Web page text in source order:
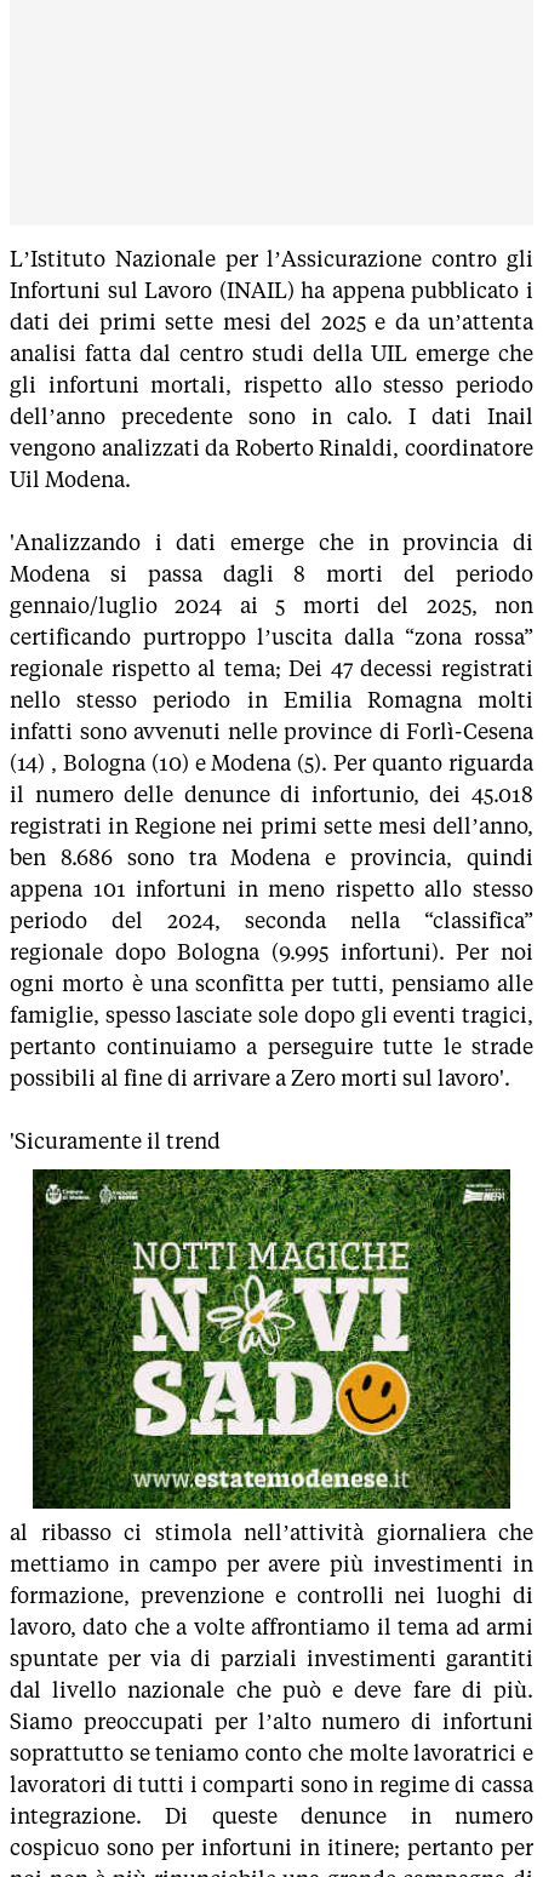
L’Istituto Nazionale per l’Assicurazione contro gli
Infortuni sul Lavoro (INAIL) ha appena pubblicato i
dati dei primi sette mesi del 2025 e da un’attenta
analisi fatta dal centro studi della UIL emerge che
gli infortuni mortali, rispetto allo stesso periodo
dell’anno precedente sono in calo. I dati Inail
vengono analizzati da Roberto Rinaldi, coordinatore
Uil Modena.
'Analizzando i dati emerge che in provincia di
Modena si passa dagli 8 morti del periodo
gennaio/luglio 2024 ai 5 morti del 2025, non
certificando purtroppo l’uscita dalla “zona rossa”
regionale rispetto al tema; Dei 47 decessi registrati
nello stesso periodo in Emilia Romagna molti
infatti sono avvenuti nelle province di Forlì-Cesena
(14) , Bologna (10) e Modena (5). Per quanto riguarda
il numero delle denunce di infortunio, dei 45.018
registrati in Regione nei primi sette mesi dell’anno,
ben 8.686 sono tra Modena e provincia, quindi
appena 101 infortuni in meno rispetto allo stesso
periodo del 2024, seconda nella “classifica”
regionale dopo Bologna (9.995 infortuni). Per noi
ogni morto è una sconfitta per tutti, pensiamo alle
famiglie, spesso lasciate sole dopo gli eventi tragici,
pertanto continuiamo a perseguire tutte le strade
possibili al fine di arrivare a Zero morti sul lavoro'.
'Sicuramente il trend
al ribasso ci stimola nell’attività giornaliera che
mettiamo in campo per avere più investimenti in
formazione, prevenzione e controlli nei luoghi di
lavoro, dato che a volte affrontiamo il tema ad armi
spuntate per via di parziali investimenti garantiti
dal livello nazionale che può e deve fare di più.
Siamo preoccupati per l’alto numero di infortuni
soprattutto se teniamo conto che molte lavoratrici e
lavoratori di tutti i comparti sono in regime di cassa
integrazione. Di queste denunce in numero
cospicuo sono per infortuni in itinere; pertanto per